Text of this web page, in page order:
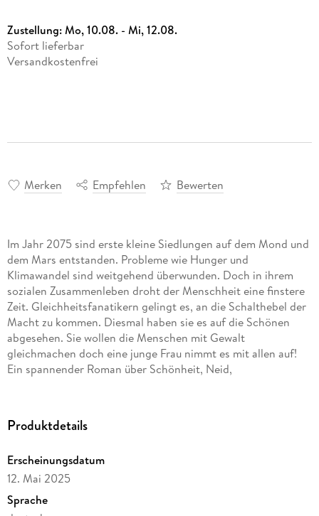
Zustellung:Mo, 10.08. - Mi, 12.08.
Sofort lieferbar
Versandkostenfrei
Merken Empfehlen Bewerten
Im Jahr 2075 sind erste kleine Siedlungen auf dem Mond und
dem Mars entstanden. Probleme wie Hunger und
Klimawandel sind weitgehend überwunden. Doch in ihrem
sozialen Zusammenleben droht der Menschheit eine finstere
Zeit. Gleichheitsfanatikern gelingt es, an die Schalthebel der
Macht zu kommen. Diesmal haben sie es auf die Schönen
abgesehen. Sie wollen die Menschen mit Gewalt
gleichmachen doch eine junge Frau nimmt es mit allen auf!
Ein spannender Roman über Schönheit, Neid,
Verteilung von Schönheit. Attraktive Frauen genössen
Privatleben. Darum: Schönheit ist ungerecht.
Die Bewegung gewinnt immer mehr Einfluss. Stück für Stück
verwandelt sich die Demokratie in eine Gleichheitsdiktatur.
Es beginnt mit höheren Steuern und beruflichen Nachteilen
Produktdetails
Erscheinungsdatum
12. Mai 2025
Sprache